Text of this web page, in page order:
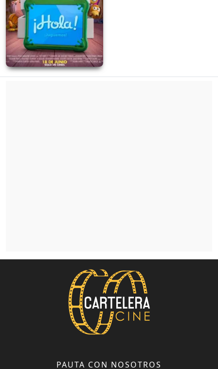
PAUTA CON NOSOTROS